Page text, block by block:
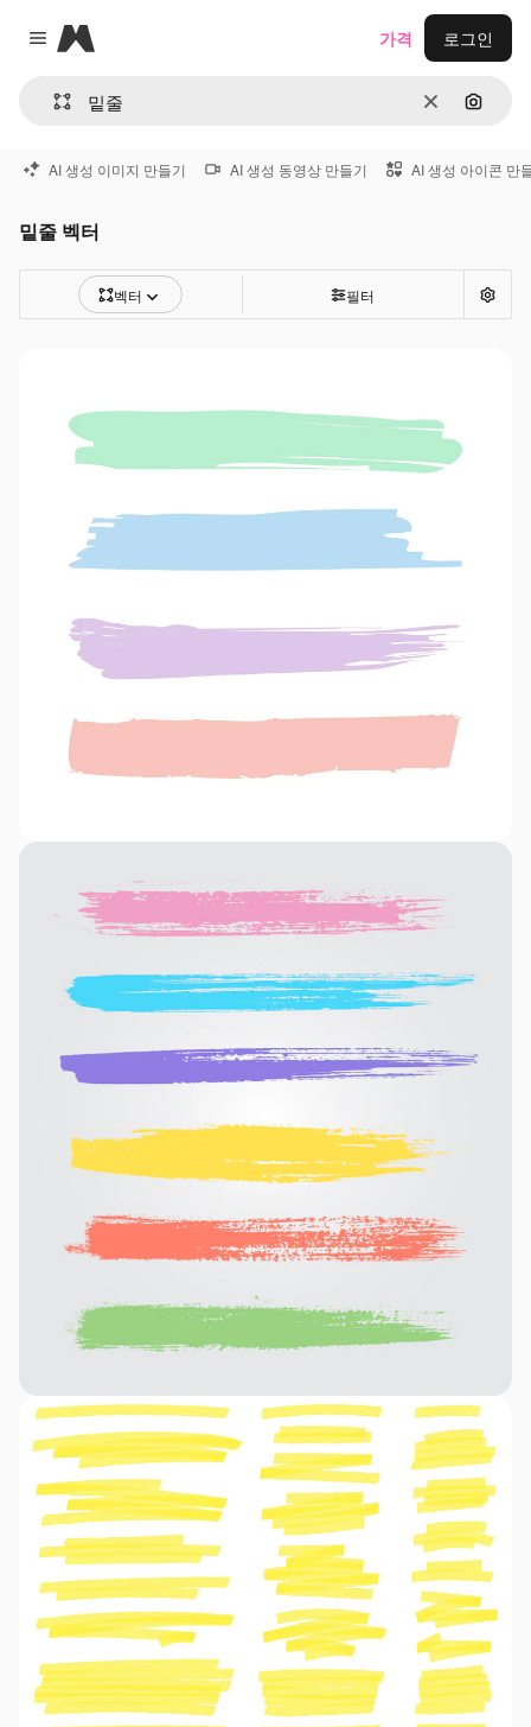
Close menu
Magnific
지우기이미지
가격 로그인
AI 생성 이미지 만들기 AI 생성 동영상 만들기 AI 생성 아이콘 만
밑줄 벡터
벡터 필터